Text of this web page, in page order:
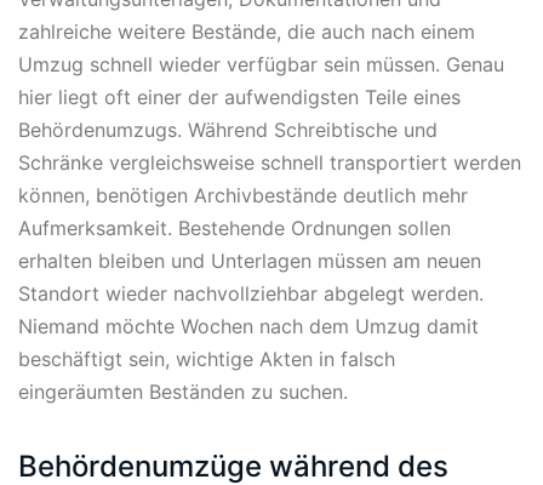
zahlreiche weitere Bestände, die auch nach einem
Umzug schnell wieder verfügbar sein müssen. Genau
hier liegt oft einer der aufwendigsten Teile eines
Behördenumzugs. Während Schreibtische und
Schränke vergleichsweise schnell transportiert werden
können, benötigen Archivbestände deutlich mehr
Aufmerksamkeit. Bestehende Ordnungen sollen
erhalten bleiben und Unterlagen müssen am neuen
Standort wieder nachvollziehbar abgelegt werden.
Niemand möchte Wochen nach dem Umzug damit
beschäftigt sein, wichtige Akten in falsch
eingeräumten Beständen zu suchen.
Behördenumzüge während des